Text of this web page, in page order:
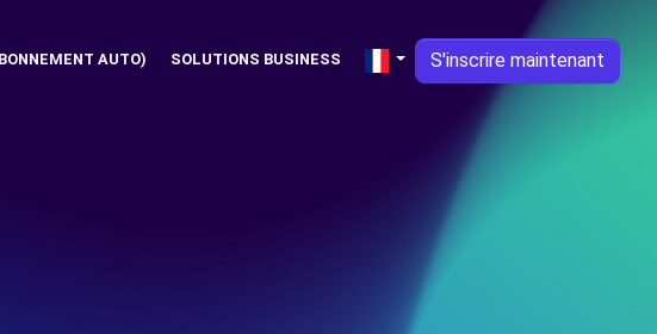
AUTO) SOLUTIONS BUSINESS S'inscrire maintenant